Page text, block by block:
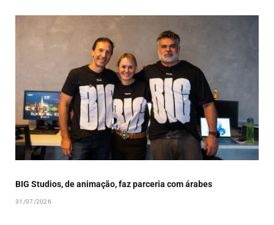
BIG Studios, de animação, faz parceria com árabes
31/07/2026